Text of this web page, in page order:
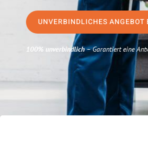
UNVERBINDLICHES ANGEBOT
100% unverbindlich– Garantiert eine